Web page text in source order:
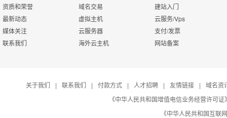
资质和荣誉
最新动态
媒体关注
联系我们
域名交易
虚拟主机
云服务器
海外云主机
建站入门
云服务/Vps
支付/发票
网站备案
关于我们 | 联系我们 | 付款方式 | 人才招聘 | 友情链接 |
域名资
《中华人民共和国增值电信业务经营许可
《中华人民共和国互联